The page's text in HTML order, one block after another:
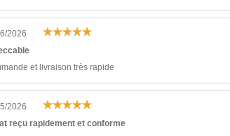
2026
et livraison très rapide
2026
reçu rapidement et conforme